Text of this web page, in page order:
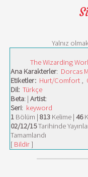
Yalnız
The Wizarding
Ana Karakterler: Dorcas
Etiketler: Hurt/Comfort ,
Dil: Türkçe
Beta: | Artist:
Seri: keyword
1 Bölüm | 813 Kelime | 46
02/12/15Tarihinde
Tamamlandı
[ Bildir]